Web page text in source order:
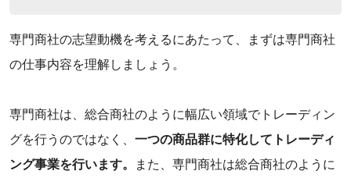
専門商社の志望動機を考えるにあたって、まずは専門商社
の仕事内容を理解しましょう。
専門商社は、総合商社のように幅広い領域でトレーディン
グを行うのではなく、 一つの商品群に特化してトレーディ
ング事業を行います。
また、専門商社は総合商社のように